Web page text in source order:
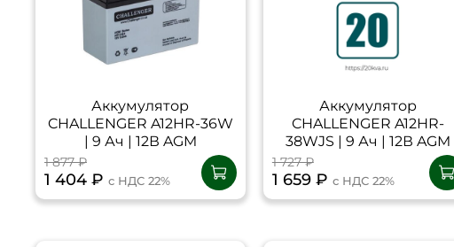
Аккумулятор
CHALLENGER A12HR-36W
| 9 Ач | 12В AGM
1 877 ₽
1 404 ₽ с НДС 22%
Аккумулятор
CHALLENGER A12HR-
38WJS | 9 Ач | 12В AGM
1 727 ₽
1 659 ₽ с НДС 22%